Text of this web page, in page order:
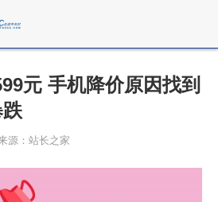
元 手机降价原因找到
源：站长之家